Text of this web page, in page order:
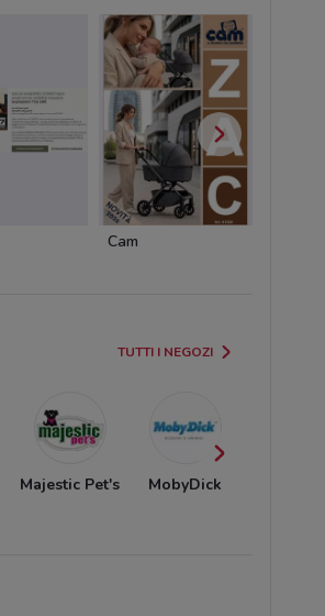
Cam
TUTTI I NEGOZI
Majestic Pet's MobyDick